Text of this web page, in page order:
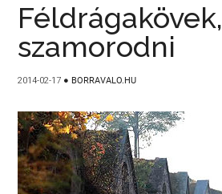
Féldrágakövek,
szamorodni
2014-02-17 ● BORRAVALO.HU